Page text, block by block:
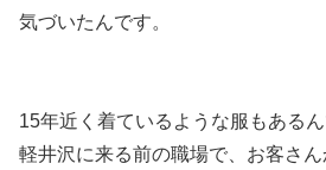
気づいたんです。
15年近く着ているような服もあるん
軽井沢に来る前の職場で、お客さ